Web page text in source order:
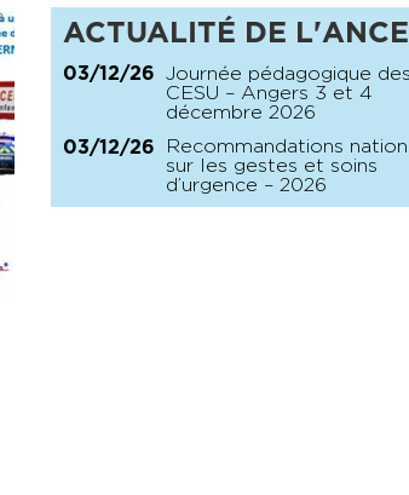
ACTUALITÉ DE
03/12/26
Journée pédagogique des
CESU – Angers 3 et 4
décembre 2026
03/12/26
Recommandations
sur les gestes et soins
d’urgence – 2026